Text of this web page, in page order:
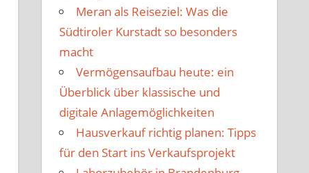
Meran als Reiseziel: Was die
Südtiroler Kurstadt so besonders
macht
Vermögensaufbau heute: ein
Überblick über klassische und
digitale Anlagemöglichkeiten
Hausverkauf richtig planen: Tipps
für den Start ins Verkaufsprojekt